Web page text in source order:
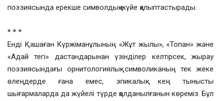
поэзиясында ерекше символдық жүйе қалыптастырады.
* * *
Енді Қашаған Күржіманұлының «Жұт жылы», «Топан» және
«Адай тегі» дастандарынан үзінділер келтірсек, жырау
поэзиясындағы орнитологиялық символиканың тек жеке
өлеңдерде ғана емес, эпикалық кең тынысты
шығармаларда да жүйелі түрде қолданылғанын көреміз. Бұл